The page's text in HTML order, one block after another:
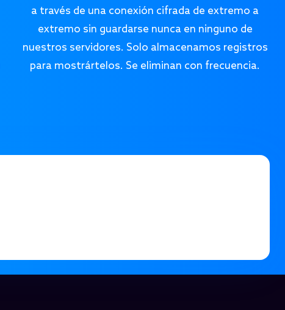
a través de una conexión cifrada de extremo a
extremo sin guardarse nunca en ninguno de
nuestros servidores. Solo almacenamos registros
para mostrártelos. Se eliminan con frecuencia.